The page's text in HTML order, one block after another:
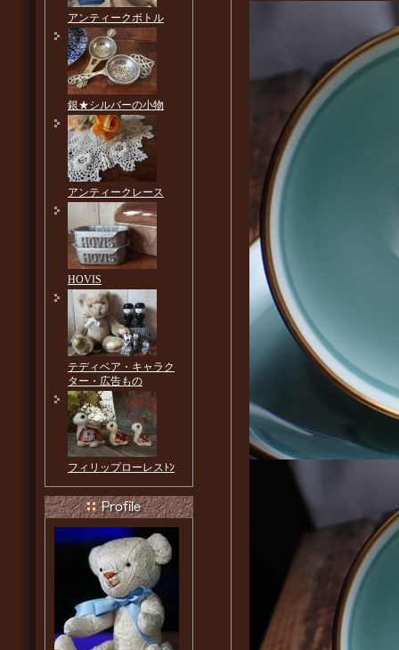
アンティークボトル
銀★シルバーの小物
アンティークレース
HOVIS
テディベア・キャラク
ター・広告もの
フィリップローレスﾄﾝ